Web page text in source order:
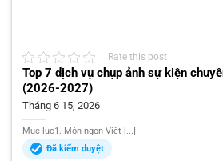
Rate this post
Top 7 dịch vụ chụp ảnh sự kiện
(2026-2027)
Tháng 6 15, 2026
Mục lục1. Món ngon Việt [...]
Đã kiểm duyệt